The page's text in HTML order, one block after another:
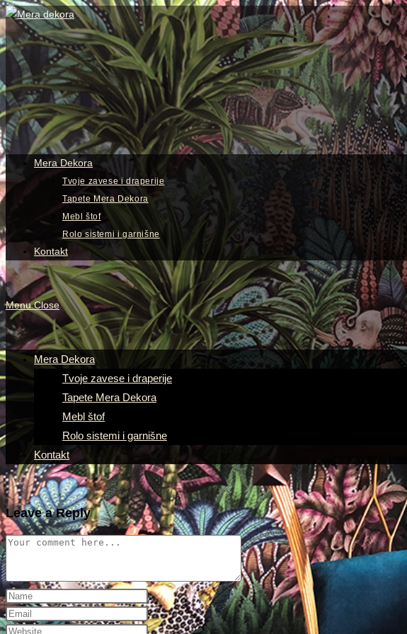
Skip
to
content
View
website
Menu
Mera Dekora
Tvoje zavese i draperije
Tapete Mera Dekora
Mebl štof
Rolo sistemi i garnišne
Kontakt
Menu Close
Mera Dekora
Tvoje zavese i draperije
Tapete Mera Dekora
Mebl štof
Rolo sistemi i garnišne
Kontakt
Leave a Reply
Comment
Enter
your
name
Enter
your
Enter